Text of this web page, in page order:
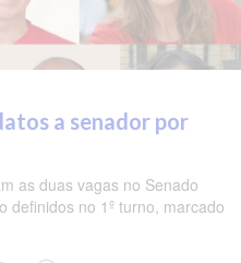
a senador por
as duas vagas no Senado
definidos no 1º turno, marcado